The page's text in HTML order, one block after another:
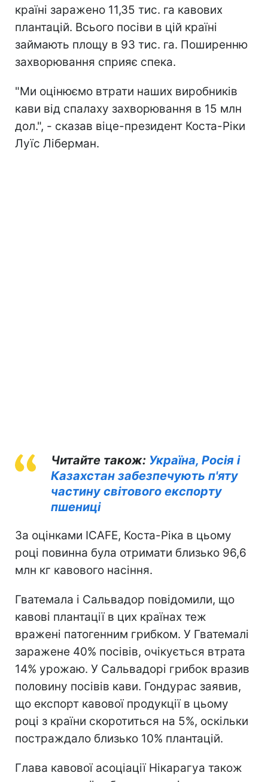
країні заражено 11,35 тис. га кавових
плантацій. Всього посіви в цій країні
займають площу в 93 тис. га. Поширенню
захворювання сприяє спека.
"Ми оцінюємо втрати наших виробників
кави від спалаху захворювання в 15 млн
дол.", - сказав віце-президент Коста-Ріки
Луїс Ліберман.
Читайте також: Україна, Росія і
Казахстан забезпечують п'яту
частину світового експорту
пшениці
За оцінками ICAFE, Коста-Ріка в цьому
році повинна була отримати близько 96,6
млн кг кавового насіння.
Гватемала і Сальвадор повідомили, що
кавові плантації в цих країнах теж
вражені патогенним грибком. У Гватемалі
заражене 40% посівів, очікується втрата
14% урожаю. У Сальвадорі грибок вразив
половину посівів кави. Гондурас заявив,
що експорт кавової продукції в цьому
році з країни скоротиться на 5%, оскільки
постраждало близько 10% плантацій.
Глава кавової асоціації Нікарагуа також